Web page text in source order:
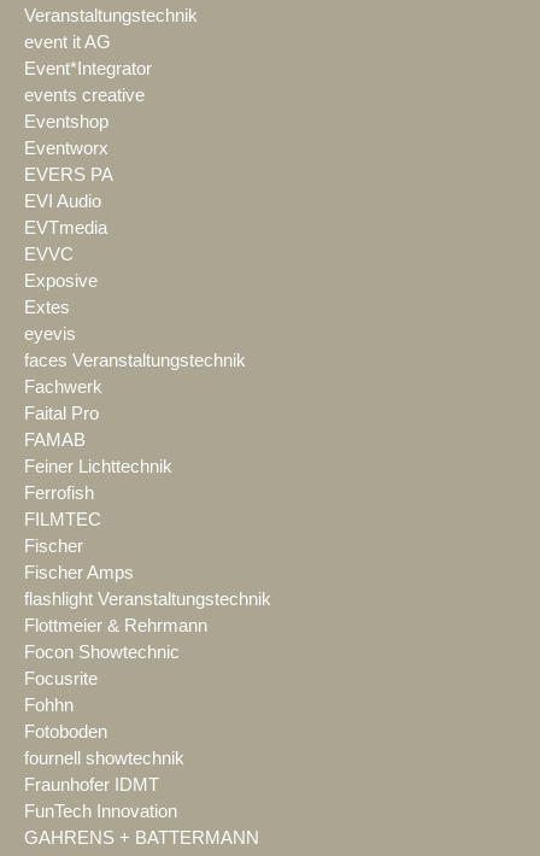
Veranstaltungstechnik
event it AG
Event*Integrator
events creative
Eventshop
Eventworx
EVERS PA
EVI Audio
EVTmedia
EVVC
Exposive
Extes
eyevis
faces Veranstaltungstechnik
Fachwerk
Faital Pro
FAMAB
Feiner Lichttechnik
Ferrofish
FILMTEC
Fischer
Fischer Amps
flashlight Veranstaltungstechnik
Flottmeier & Rehrmann
Focon Showtechnic
Focusrite
Fohhn
Fotoboden
fournell showtechnik
Fraunhofer IDMT
FunTech Innovation
GAHRENS + BATTERMANN